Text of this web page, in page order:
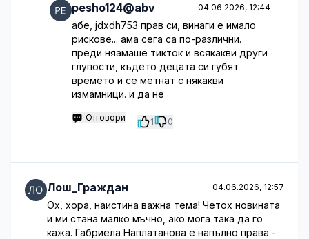
pesho124@abv 04.06.2026, 12:44
абе, jdxdh753 прав си, винаги е имало
рискове... ама сега са по-различни.
преди няамаше тикток и всякакви други
глупости, където децата си губят
времето и се метнат с някакви
измамници. и да не
Отговори 1 0
Лош_Граждан 04.06.2026, 12:57
Ох, хора, наистина важна тема! Четох новината
и ми стана малко мъчно, ако мога така да го
кажа. Габриела Наплатанова е напълно права -